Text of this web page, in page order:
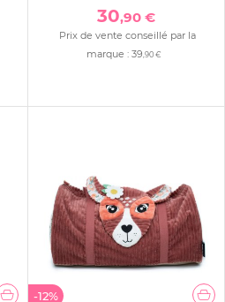
30,90 €
Prix de vente conseillé par la
marque :39 ,90 €
-12%